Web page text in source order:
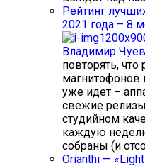
Рейтинг
2021 года – 8
Владимир Чуев
повторять,
магнитофонов
уже идет –
свежие
студийном
каждую
собраны (и
Orianthi —